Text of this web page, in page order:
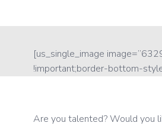
[us_single_image
!important;border-bottom-
Are you talented? Would you